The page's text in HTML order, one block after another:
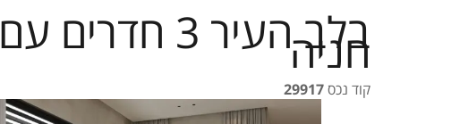
בלב העיר 3 חדרים עם חניה
קוד נכס29917